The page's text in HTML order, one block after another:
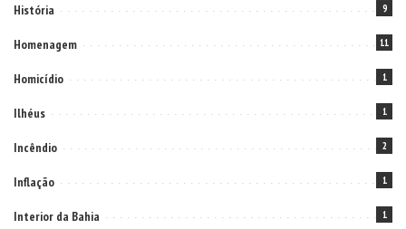
História 9
Homenagem 11
Homicídio 1
Ilhéus 1
Incêndio 2
Inflação 1
Interior da Bahia 1